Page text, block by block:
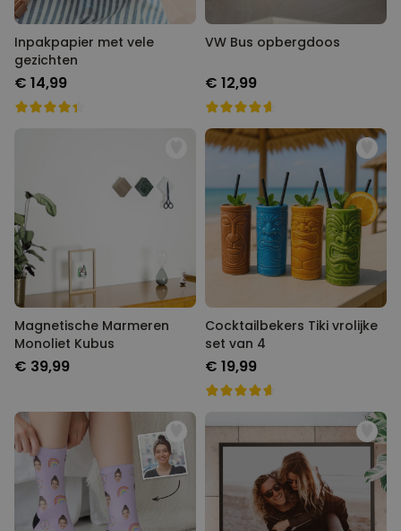
Inpakpapier met vele
gezichten
€ 14,99
VW Bus opbergdoos
€ 12,99
Magnetische Marmeren
Monoliet Kubus
€ 39,99
Cocktailbekers Tiki vrolijke
set van 4
€ 19,99